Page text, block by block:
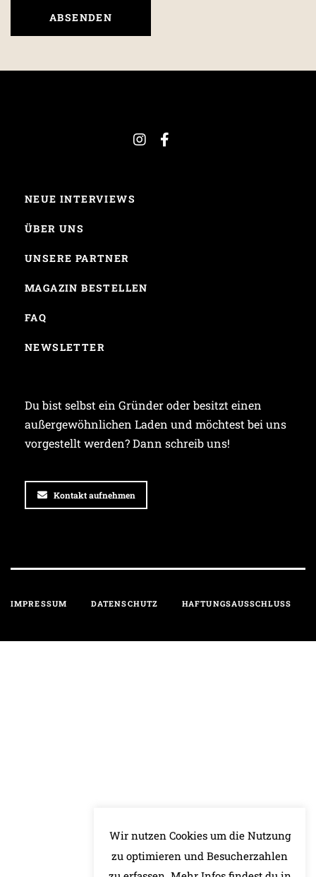
NEUE INTERVIEWS
ÜBER UNS
UNSERE PARTNER
MAGAZIN BESTELLEN
FAQ
NEWSLETTER
Du bist selbst ein Gründer oder besitzt einen
außergewöhnlichen Laden und möchtest bei uns
vorgestellt werden? Dann schreib uns!
Kontakt aufnehmen
IMPRESSUM DATENSCHUTZ HAFTUNGSAUSSCHLUSS
Wir nutzen Cookies um die Nutzung
zu optimieren und Besucherzahlen